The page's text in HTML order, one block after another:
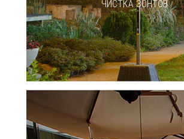
ЧИСТКА ЗОНТОВ